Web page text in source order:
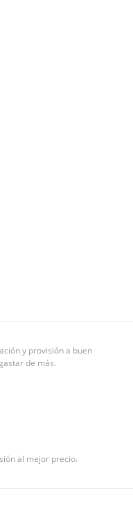
y provisión a buen
de más.
al mejor precio.